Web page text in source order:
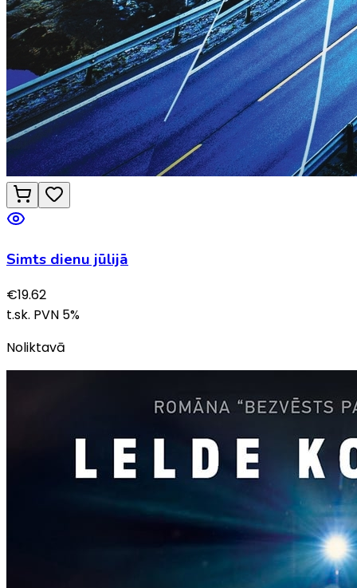
Simts dienu jūlijā
€19.62
t.sk. PVN 5%
Noliktavā